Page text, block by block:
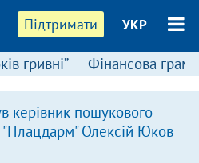
Підтримати УКР
гривні” Фінансова
керівник пошукового
"Плацдарм" Олексій Юков